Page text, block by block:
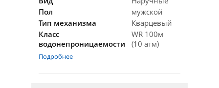
Пол
мужской
Тип механизма
Кварцевый
Класс
водонепроницаемости
WR 100м
(10 атм)
Подробнее